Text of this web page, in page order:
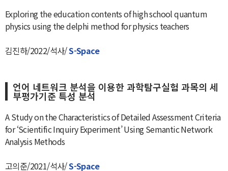
Exploring the education contents of high school quantum
physics using the delphi method for physics teachers
김진하/2022/석사/S-Space
언어 네트워크 분석을 이용한 과학탐구실험 과목의 세
부평가기준 특성 분석
A Study on the Characteristics of Detailed Assessment Criteria
for ‘Scientific Inquiry Experiment’ Using Semantic Network
Analysis Methods
고의준/2021/석사/S-Space